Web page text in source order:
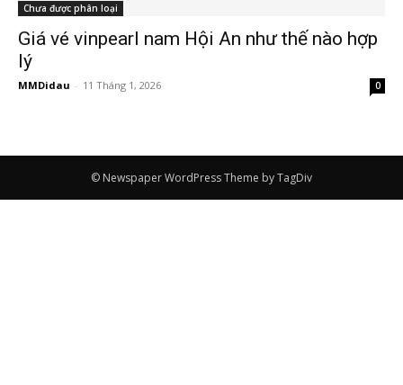
Chưa được phân loại
Giá vé vinpearl nam Hội An như thế nào hợp
lý
MMDidau - 11 Tháng 1, 2026 0
© Newspaper WordPress Theme by TagDiv